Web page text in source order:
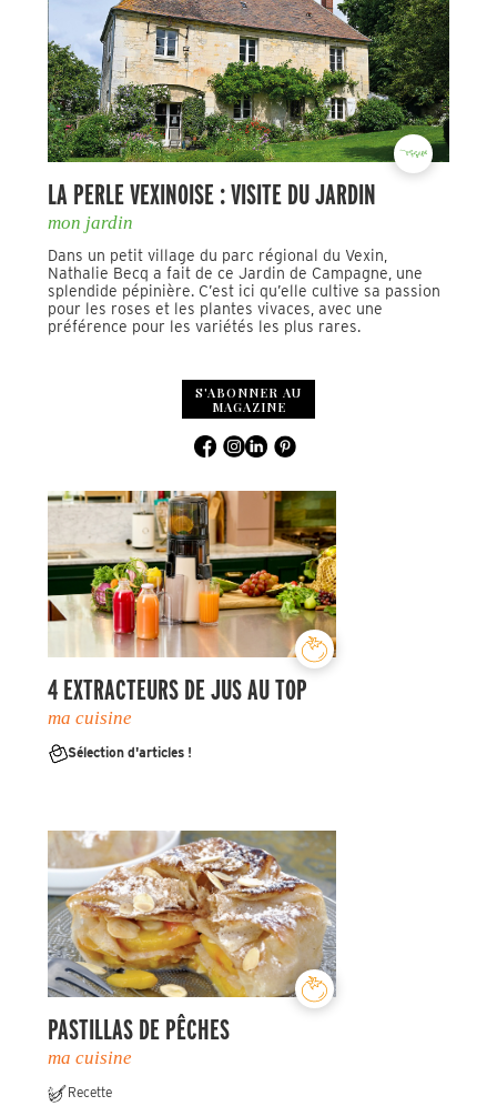
LA PERLE VEXINOISE : VISITE DU JARDIN
mon jardin
Dans un petit village du parc régional du Vexin,
Nathalie Becq a fait de ce Jardin de Campagne, une
splendide pépinière. C’est ici qu’elle cultive sa passion
pour les roses et les plantes vivaces, avec une
préférence pour les variétés les plus rares.
S'ABONNER AU
MAGAZINE
4 EXTRACTEURS DE JUS AU TOP
ma cuisine
Sélection d'articles !
PASTILLAS DE PÊCHES
ma cuisine
Recette